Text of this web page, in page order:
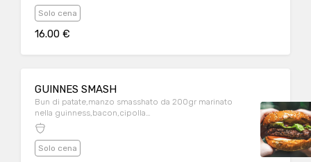
Solo cena
16.00 €
GUINNES SMASH
Bun di patate,manzo smasshato da 200gr marinato
nella guinness,bacon,cipolla
croccante,fontina,cheddar,insalata,pomodoro,ketchup,
servito con patatine fritte.
Solo cena